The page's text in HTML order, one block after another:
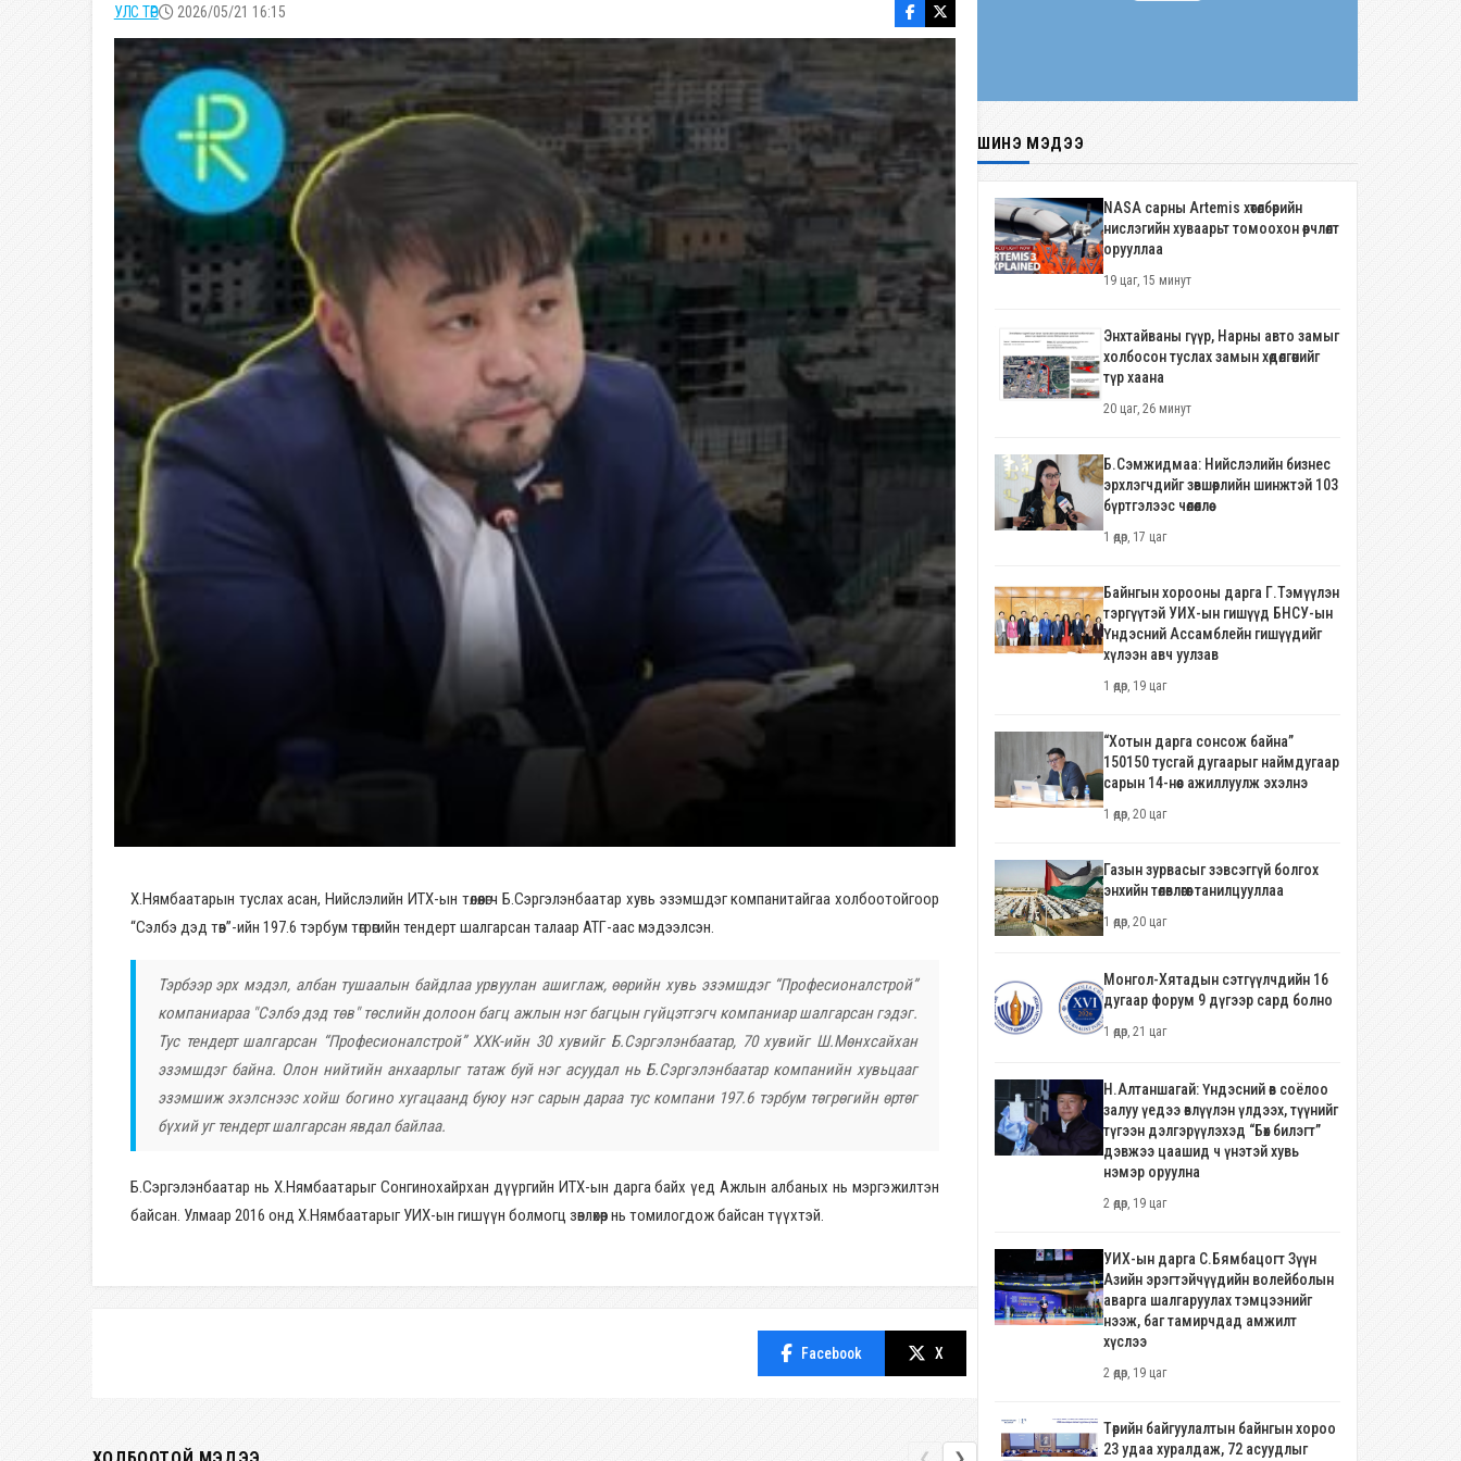
УЛС ТӨР 2026/05/21 16:15
Х.Нямбаатарын туслах асан, Нийслэлийн ИТХ-ын төлөөлөгч Б.Сэргэлэнбаатар хувь эзэмшдэг компанитайгаа холбоотойгоор
“Сэлбэ дэд төв”-ийн 197.6 тэрбум төгрөгийн тендерт шалгарсан талаар АТГ-аас мэдээлсэн.
Тэрбээр эрх мэдэл, албан тушаалын байдлаа урвуулан ашиглаж, өөрийн хувь эзэмшдэг “Професионалстрой”
компаниараа "Сэлбэ дэд төв" төслийн долоон багц ажлын нэг багцын гүйцэтгэгч компаниар шалгарсан гэдэг.
Тус тендерт шалгарсан “Професионалстрой” ХХК-ийн 30 хувийг Б.Сэргэлэнбаатар, 70 хувийг Ш.Мөнхсайхан
эзэмшдэг байна. Олон нийтийн анхаарлыг татаж буй нэг асуудал нь Б.Сэргэлэнбаатар компанийн хувьцааг
эзэмшиж эхэлснээс хойш богино хугацаанд буюу нэг сарын дараа тус компани 197.6 тэрбум төгрөгийн өртөг
бүхий уг тендерт шалгарсан явдал байлаа.
Б.Сэргэлэнбаатар нь Х.Нямбаатарыг Сонгинохайрхан дүүргийн ИТХ-ын дарга байх үед Ажлын албаных нь мэргэжилтэн
байсан. Улмаар 2016 онд Х.Нямбаатарыг УИХ-ын гишүүн болмогц зөвлөхөөр нь томилогдож байсан түүхтэй.
Facebook X
ШИНЭ МЭДЭЭ
NASA сарны Artemis хөтөлбөрийн
нислэгийн хуваарьт томоохон өөрчлөлт
орууллаа
19 цаг, 15 минут
Энхтайваны гүүр, Нарны авто замыг
холбосон туслах замын хөдөлгөөнийг
түр хаана
20 цаг, 26 минут
Б.Сэмжидмаа: Нийслэлийн бизнес
эрхлэгчдийг зөвшөөрлийн шинжтэй 103
бүртгэлээс чөлөөллөө
1 өдөр, 17 цаг
Байнгын хорооны дарга Г.Тэмүүлэн
тэргүүтэй УИХ-ын гишүүд БНСУ-ын
Үндэсний Ассамблейн гишүүдийг
хүлээн авч уулзав
1 өдөр, 19 цаг
“Хотын дарга сонсож байна”
150150 тусгай дугаарыг наймдугаар
сарын 14-нөөс ажиллуулж эхэлнэ
1 өдөр, 20 цаг
Газын зурвасыг зэвсэггүй болгох
энхийн төлөвлөгөөг танилцууллаа
1 өдөр, 20 цаг
Монгол-Хятадын сэтгүүлчдийн 16
дугаар форум 9 дүгээр сард болно
1 өдөр, 21 цаг
Н.Алтаншагай: Үндэсний өв соёлоо
залуу үедээ өвлүүлэн үлдээх, түүнийг
түгээн дэлгэрүүлэхэд “Бөх билэгт”
дэвжээ цаашид ч үнэтэй хувь
нэмэр оруулна
2 өдөр, 19 цаг
УИХ-ын дарга С.Бямбацогт Зүүн
Азийн эрэгтэйчүүдийн волейболын
аварга шалгаруулах тэмцээнийг
нээж, баг тамирчдад амжилт
хүслээ
2 өдөр, 19 цаг
Төрийн байгуулалтын байнгын хороо
23 удаа хуралдаж, 72 асуудлыг